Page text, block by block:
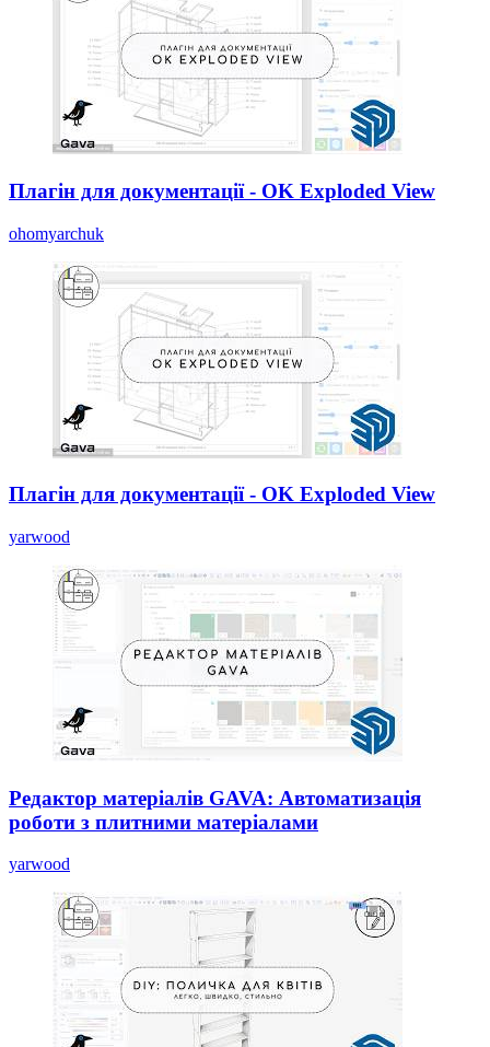
Плагін для документації - OK Exploded View
ohomyarchuk
Плагін для документації - OK Exploded View
yarwood
Редактор матеріалів GAVA: Автоматизація
роботи з плитними матеріалами
yarwood